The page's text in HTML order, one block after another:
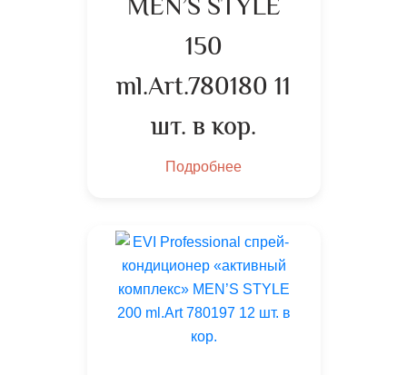
MEN’S STYLE
150
ml.Art.780180 11
шт. в кор.
Подробнее